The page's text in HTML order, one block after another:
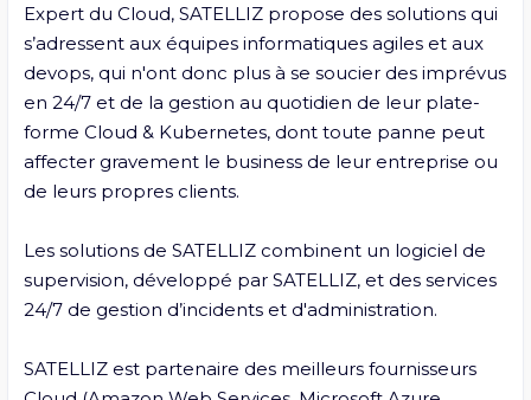
Expert du Cloud, SATELLIZ propose des solutions qui
s’adressent aux équipes informatiques agiles et aux
devops, qui n'ont donc plus à se soucier des imprévus
en 24/7 et de la gestion au quotidien de leur plate-
forme Cloud & Kubernetes, dont toute panne peut
affecter gravement le business de leur entreprise ou
de leurs propres clients.
Les solutions de SATELLIZ combinent un logiciel de
supervision, développé par SATELLIZ, et des services
24/7 de gestion d’incidents et d'administration.
SATELLIZ est partenaire des meilleurs fournisseurs